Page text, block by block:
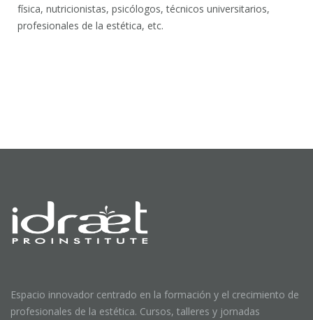
física, nutricionistas, psicólogos, técnicos universitarios,
profesionales de la estética, etc.
Espacio innovador centrado en la formación y el crecimiento de
profesionales de la estética. Cursos, talleres y jornadas